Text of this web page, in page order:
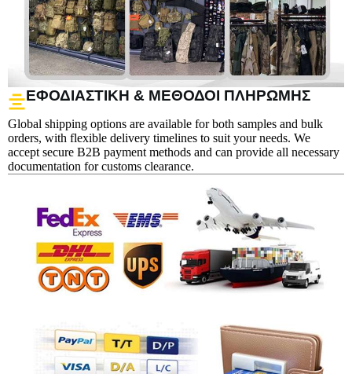
ΕΦΟΔΙΑΣΤΙΚΉ & ΜΈΘΟΔΟΙ ΠΛΗΡΩΜΉΣ
Global shipping options are available for both samples and bulk
orders, with flexible delivery timelines to suit your needs. We
accept secure B2B payment methods and can provide all necessary
documentation for customs clearance.